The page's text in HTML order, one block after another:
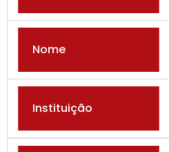
Nome
Instituição